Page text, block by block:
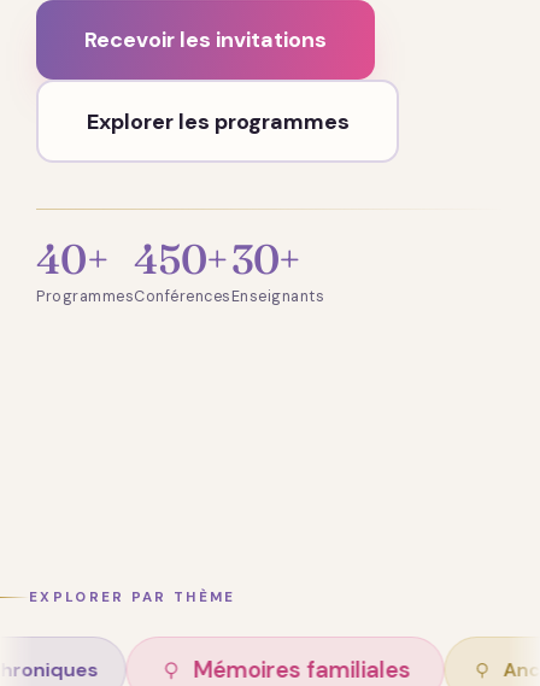
Recevoir les invitations
Explorer les programmes
40+
Programmes
450+
Conférences
30+
Enseignants
EXPLORER PAR THÈME
Mémoires familiales Ancêtres